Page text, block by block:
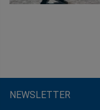
NEWSLETTER